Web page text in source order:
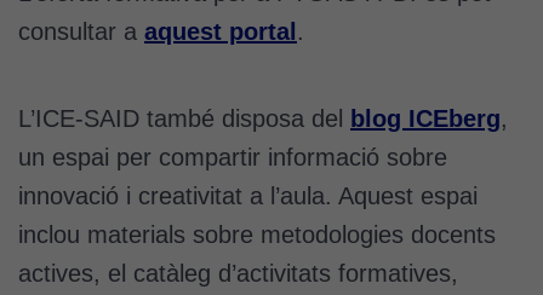
consultar a aquest portal.
L’ICE-SAID també disposa del blog ICEberg,
un espai per compartir informació sobre
innovació i creativitat a l’aula. Aquest espai
inclou materials sobre metodologies docents
actives, el catàleg d’activitats formatives,